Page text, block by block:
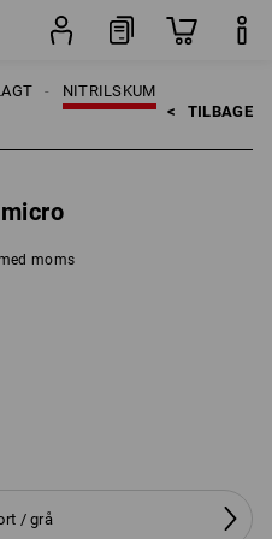
NITRILSKUM
< TILBAGE
moms
/ grå